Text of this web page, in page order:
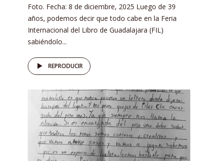
Foto. Fecha: 8 de diciembre, 2025 Luego de 39
años, podemos decir que todo cabe en la Feria
Internacional del Libro de Guadalajara (FIL)
sabiéndolo...
REPRODUCIR